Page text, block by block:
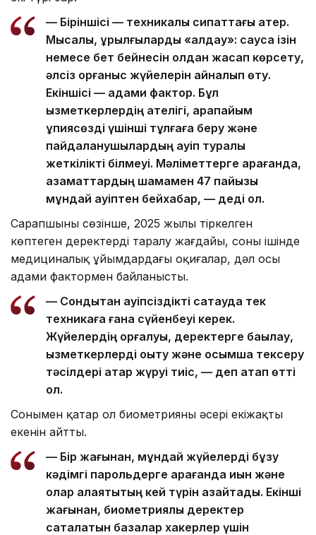
— Біріншісі — техникалық сипаттағы қатер.
Мысалы, құрылғыларды «алдау»: саусақ ізін
немесе бет бейнесін қолдан жасап көрсету,
әлсіз қорғаныс жүйелерін айналып өту.
Екіншісі — адами фактор. Бұл
қызметкерлердің қателігі, қарапайым
құпиясөзді үшінші тұлғаға беру және
пайдаланушылардың қауіп туралы
жеткілікті білмеуі. Мәліметтерге қарағанда,
азаматтардың шамамен 47 пайызы
мұндай қауіптен бейхабар, — деді ол.
Сарапшының сөзінше, 2025 жылы тіркелген
көптеген деректердің таралу жағдайы, соның ішінде
медициналық ұйымдардағы оқиғалар, дәл осы
адами фактормен байланысты.
— Сондықтан қауіпсіздікті сақтауда тек
техникаға ғана сүйенбеуі керек.
Жүйелердің қорғалуы, деректерге бақылау,
қызметкерлерді оқыту және қосымша тексеру
тәсілдері қатар жүруі тиіс, — деп атап өтті
ол.
Сонымен қатар ол биометрияның әсері екіжақты
екенін айтты.
— Бір жағынан, мұндай жүйелерді бұзу
кәдімгі парольдерге қарағанда қиын және
олар алаяқтықтың кей түрін азайтады. Екінші
жағынан, биометриялық деректер
сақталатын базалар хакерлер үшін